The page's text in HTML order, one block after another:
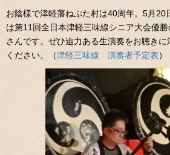
お陰様で津軽藩ねぷた村は40周年。5月20
は第11回全日本津軽三味線シニア大会優
さんです。ぜひ迫力ある生演奏をお聴き
ください。（津軽三味線 演奏者予定表）